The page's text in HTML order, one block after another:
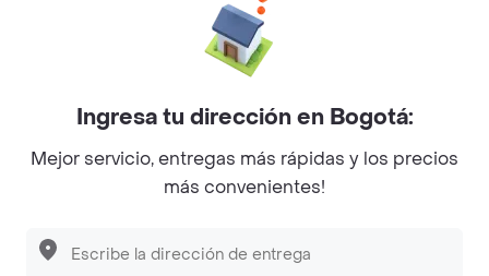
Sobre Rappi
Facebook
Twitter
Instagram
©2026Rappi Inc. All rights reserved.
Ingresa tu dirección en Bogotá:
Mejor servicio, entregas más rápidas y los precios
más convenientes!